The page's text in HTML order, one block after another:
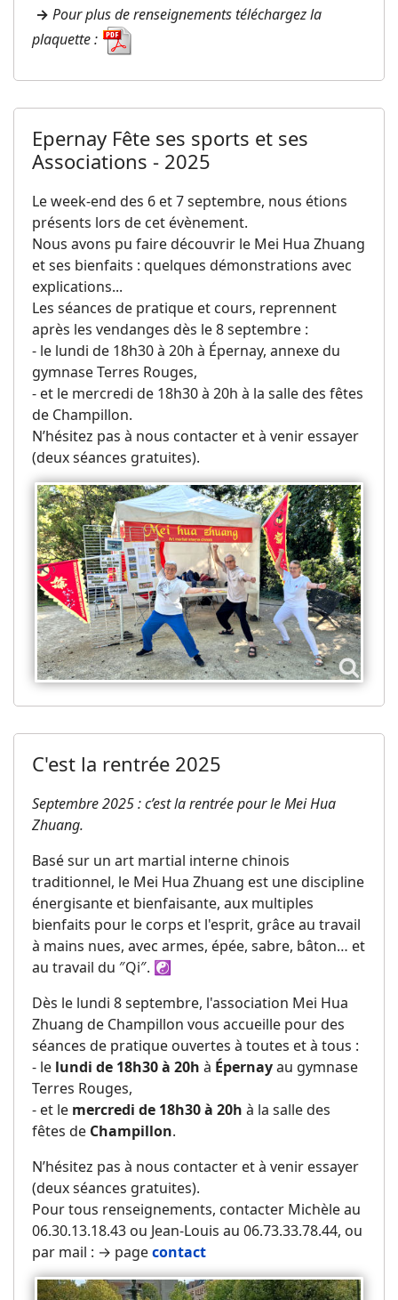
→ Pour plus de renseignements téléchargez la
plaquette :
Epernay Fête ses sports et ses
Associations - 2025
Le week-end des 6 et 7 septembre, nous étions
présents lors de cet évènement.
Nous avons pu faire découvrir le Mei Hua Zhuang
et ses bienfaits : quelques démonstrations avec
explications...
Les séances de pratique et cours, reprennent
après les vendanges dès le 8 septembre :
- le lundi de 18h30 à 20h à Épernay, annexe du
gymnase Terres Rouges,
- et le mercredi de 18h30 à 20h à la salle des fêtes
de Champillon.
N’hésitez pas à nous contacter et à venir essayer
(deux séances gratuites).
C'est la rentrée 2025
Septembre 2025 : c’est la rentrée pour le Mei Hua
Zhuang.
Basé sur un art martial interne chinois
traditionnel, le Mei Hua Zhuang est une discipline
énergisante et bienfaisante, aux multiples
bienfaits pour le corps et l'esprit, grâce au travail
à mains nues, avec armes, épée, sabre, bâton… et
au travail du ″Qi″. ☯️
Dès le lundi 8 septembre, l'association Mei Hua
Zhuang de Champillon vous accueille pour des
séances de pratique ouvertes à toutes et à tous :
- le lundi de 18h30 à 20h à Épernayau gymnase
Terres Rouges,
- et le mercredi de 18h30 à 20h à la salle des
fêtes de Champillon.
N’hésitez pas à nous contacter et à venir essayer
(deux séances gratuites).
Pour tous renseignements, contacter Michèle au
06.30.13.18.43 ou Jean-Louis au 06.73.33.78.44, ou
par mail : → pagecontact